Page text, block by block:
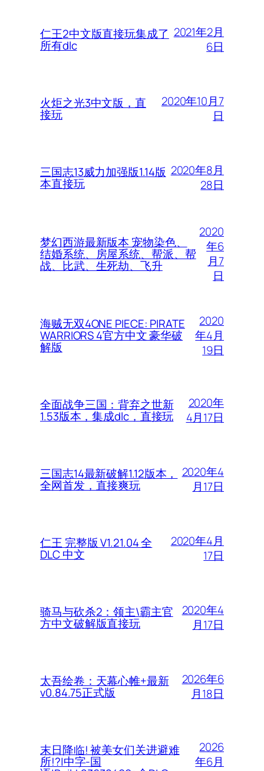
仁王2中文版直接玩集成了
所有dlc
2021年2月
6日
火炬之光3中文版，直
接玩
2020年10月7
日
三国志13威力加强版1.14版
本直接玩
2020年8月
28日
梦幻西游最新版本 宠物染色、
结婚系统、房屋系统、帮派、帮
战、比武、生死劫、飞升
2020
年6
月7
日
海贼无双4ONE PIECE: PIRATE
WARRIORS 4官方中文 豪华破
解版
2020
年4月
19日
全面战争三国：背弃之世新
1.53版本，集成dlc，直接玩
2020年
4月17日
三国志14最新破解1.12版本，
全网首发，直接爽玩
2020年4
月17日
仁王 完整版 V1.21.04 全
DLC 中文
2020年4月
17日
骑马与砍杀2：领主\霸主官
方中文破解版直接玩
2020年4
月17日
太吾绘卷：天幕心帷+最新
v0.84.75正式版
2026年6
月18日
末日降临! 被美女们关进避难
所!?|中字-国
2026
年6月